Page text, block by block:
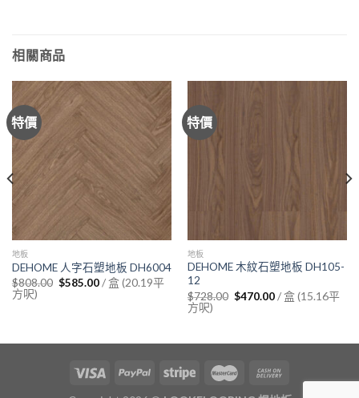
相關商品
特價
地板
DEHOME 人字石塑地板 DH6004
$808.00 Original
price
$585.00Current
price
/ 盒 (20.19平
方呎)
特價
地板
DEHOME 木紋石塑地板 DH105-
12
$728.00 Original
price
$470.00Current
price
/ 盒 (15.16平
方呎)